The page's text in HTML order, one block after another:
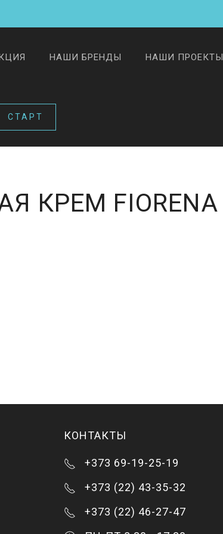
НАШИ БРЕНДЫ НАШИ ПРОЕКТЫ
КРЕМ FIORENA
КОНТАКТЫ
+373 69-19-25-19
+373 (22) 43-35-32
+373 (22) 46-27-47